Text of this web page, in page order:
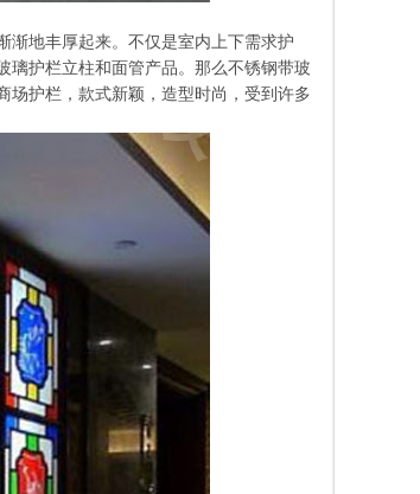
渐地丰厚起来。不仅是室内上下需求护
璃护栏立柱和面管产品。那么不锈钢带玻
场护栏，款式新颖，造型时尚，受到许多